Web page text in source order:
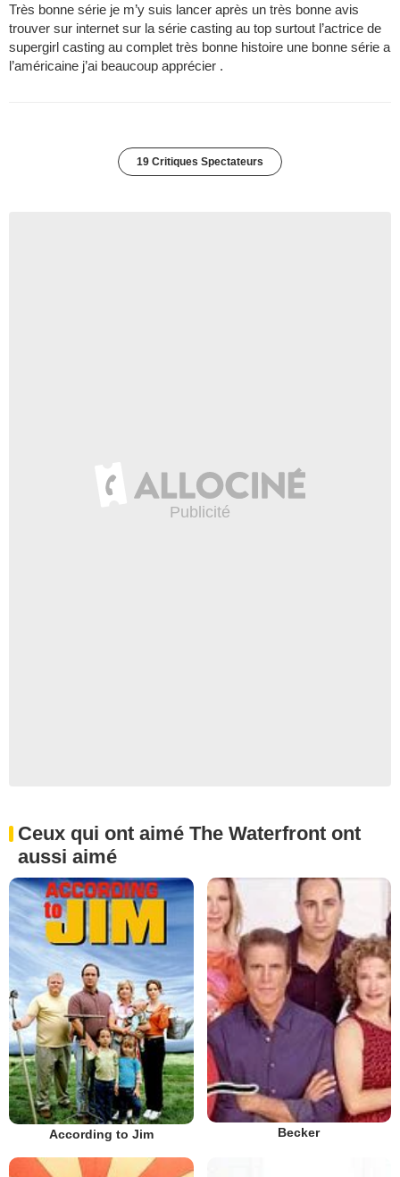
Très bonne série je m’y suis lancer après un très bonne avis
trouver sur internet sur la série casting au top surtout l’actrice de
supergirl casting au complet très bonne histoire une bonne série a
l’américaine j’ai beaucoup apprécier .
19 Critiques Spectateurs
Ceux qui ont aimé The Waterfront ont
aussi aimé
According to Jim Becker